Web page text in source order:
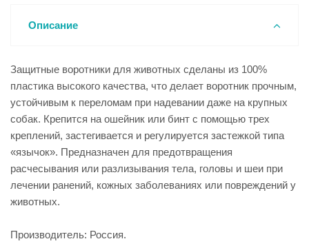
Описание
Защитные воротники для животных сделаны из 100%
пластика высокого качества, что делает воротник прочным,
устойчивым к переломам при надевании даже на крупных
собак. Крепится на ошейник или бинт с помощью трех
креплений, застегивается и регулируется застежкой типа
«язычок». Предназначен для предотвращения
расчесывания или разлизывания тела, головы и шеи при
лечении ранений, кожных заболеваниях или повреждений у
животных.
Производитель: Россия.